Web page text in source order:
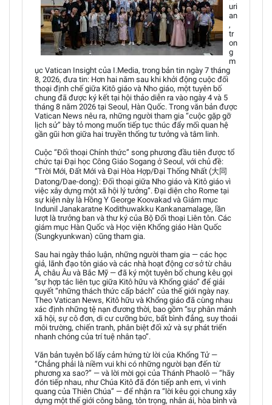
uri
an
,
tr
on
g
m
ục Vatican Insight của I.Media, trong bản tin ngày 7 tháng
8, 2026, đưa tin: Hơn hai năm sau khi khởi động cuộc đối
thoại định chế giữa Kitô giáo và Nho giáo, một tuyên bố
chung đã được ký kết tại hội thảo diễn ra vào ngày 4 và 5
tháng 8 năm 2026 tại Seoul, Hàn Quốc. Trong văn bản được
Vatican News nêu ra, những người tham gia “cuộc gặp gỡ
lịch sử” bày tỏ mong muốn tiếp tục thúc đẩy mối quan hệ
gần gũi hơn giữa hai truyền thống tư tưởng và tâm linh.
Cuộc “Đối thoại Chính thức” song phương đầu tiên được tổ
chức tại Đại học Công Giáo Sogang ở Seoul, với chủ đề:
“Trời Mới, Đất Mới và Đại Hòa Hợp/Đại Thống Nhất (大同
Datong/Dae-dong): Đối thoại giữa Nho giáo và Kitô giáo vì
việc xây dựng một xã hội lý tưởng”. Đại diện cho Rome tại
sự kiện này là Hồng Y George Koovakad và Giám mục
Indunil Janakaratne Kodithuwakku Kankanamalage, lần
lượt là trưởng ban và thư ký của Bộ Đối thoại Liên tôn. Các
giám mục Hàn Quốc và Học viện Khổng giáo Hàn Quốc
(Sungkyunkwan) cũng tham gia.
Sau hai ngày thảo luận, những người tham gia — các học
giả, lãnh đạo tôn giáo và các nhà hoạt động cơ sở từ châu
Á, châu Âu và Bắc Mỹ — đã ký một tuyên bố chung kêu gọi
“sự hợp tác liên tục giữa Kitô hữu và Khổng giáo” để giải
quyết “những thách thức cấp bách” của thế giới ngày nay.
Theo Vatican News, Kitô hữu và Khổng giáo đã cùng nhau
xác định những tệ nạn đương thời, bao gồm “sự phân mảnh
xã hội, sự cô đơn, di cư cưỡng bức, bất bình đẳng, suy thoái
môi trường, chiến tranh, phân biệt đối xử và sự phát triển
nhanh chóng của trí tuệ nhân tạo”.
Văn bản tuyên bố lấy cảm hứng từ lời của Khổng Tử —
“Chẳng phải là niềm vui khi có những người bạn đến từ
phương xa sao?” — và lời mời gọi của Thánh Phaolô — “hãy
đón tiếp nhau, như Chúa Kitô đã đón tiếp anh em, vì vinh
quang của Thiên Chúa” — để nhận ra “lời kêu gọi chung xây
dựng một thế giới công bằng, tôn trọng, nhân ái, hòa bình và